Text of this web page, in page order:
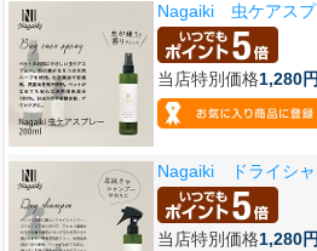
Nagaiki 虫ケアス
当店特別価格1,280円
Nagaiki ドライシ
当店特別価格1,280円